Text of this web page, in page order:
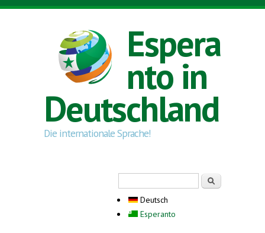
Direkt zum Inhalt
Espera
nto in
Deutschland
Die internationale Sprache!
Deutsch
Esperanto